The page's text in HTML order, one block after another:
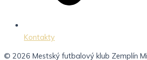
Kontakty
© 2026 Mestský futbalový klub Zemplín